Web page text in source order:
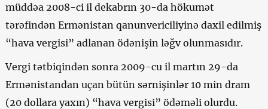
müddəa 2008-ci il dekabrın 30-da hökumət
tərəfindən Ermənistan qanunvericiliyinə daxil edilmiş
“hava vergisi” adlanan ödənişin ləğv olunmasıdır.
Vergi tətbiqindən sonra 2009-cu il martın 29-da
Ermənistandan uçan bütün sərnişinlər 10 min dram
(20 dollara yaxın) “hava vergisi” ödəməli olurdu.